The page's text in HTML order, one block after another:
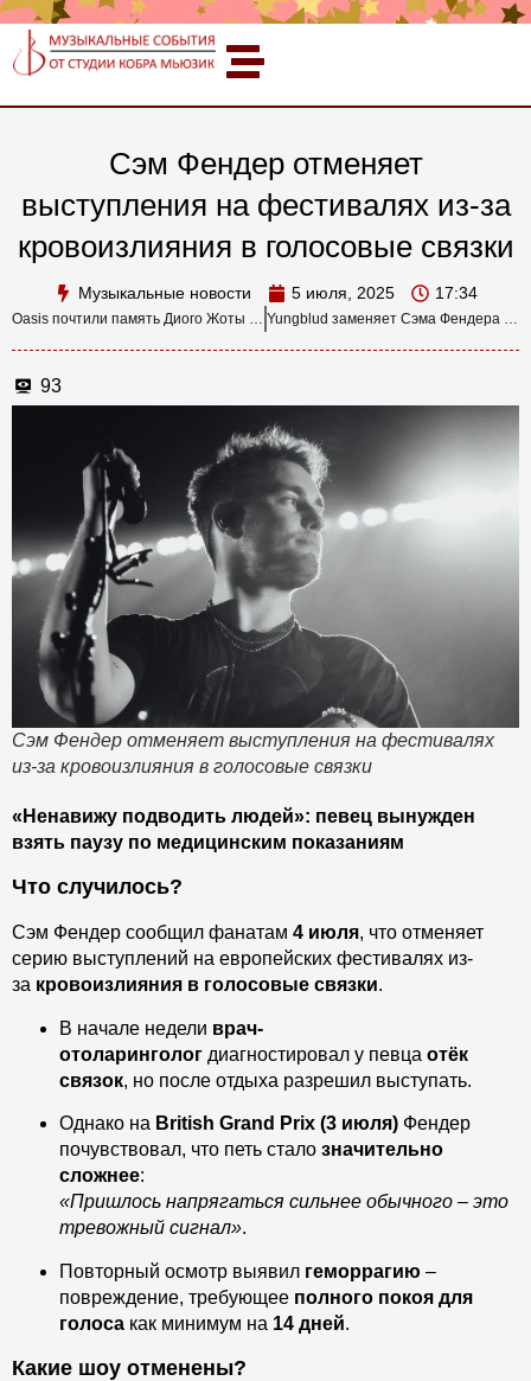
Сэм Фендер отменяет
выступления на фестивалях из-за
кровоизлияния в голосовые связки
Музыкальные новости 5 июля, 2025 17:34
Oasis почтили память Диого Жоты на первом концерте воссоединения Yungblud заменяет Сэма Фендера на Rock Werchter и намекает на выступление с Black Sabbath
93
Сэм Фендер отменяет выступления на фестивалях
из-за кровоизлияния в голосовые связки
«Ненавижу подводить людей»: певец вынужден
взять паузу по медицинским показаниям
Что случилось?
Сэм Фендер сообщил фанатам 4 июля, что отменяет
серию выступлений на европейских фестивалях из-
за кровоизлияния в голосовые связки.
В начале недели врач-
отоларинголог диагностировал у певца отёк
связок, но после отдыха разрешил выступать.
Однако на British Grand Prix (3 июля) Фендер
почувствовал, что петь стало значительно
сложнее:
«Пришлось напрягаться сильнее обычного – это
тревожный сигнал».
Повторный осмотр выявил геморрагию –
повреждение, требующее полного покоя для
голоса как минимум на 14 дней.
Какие шоу отменены?